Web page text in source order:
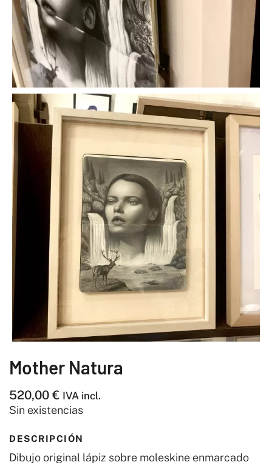
Mother Natura
520,00€ IVA incl.
Sin existencias
DESCRIPCIÓN
Dibujo original lápiz sobre moleskine enmarcado